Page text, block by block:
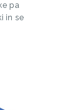
pa
in se